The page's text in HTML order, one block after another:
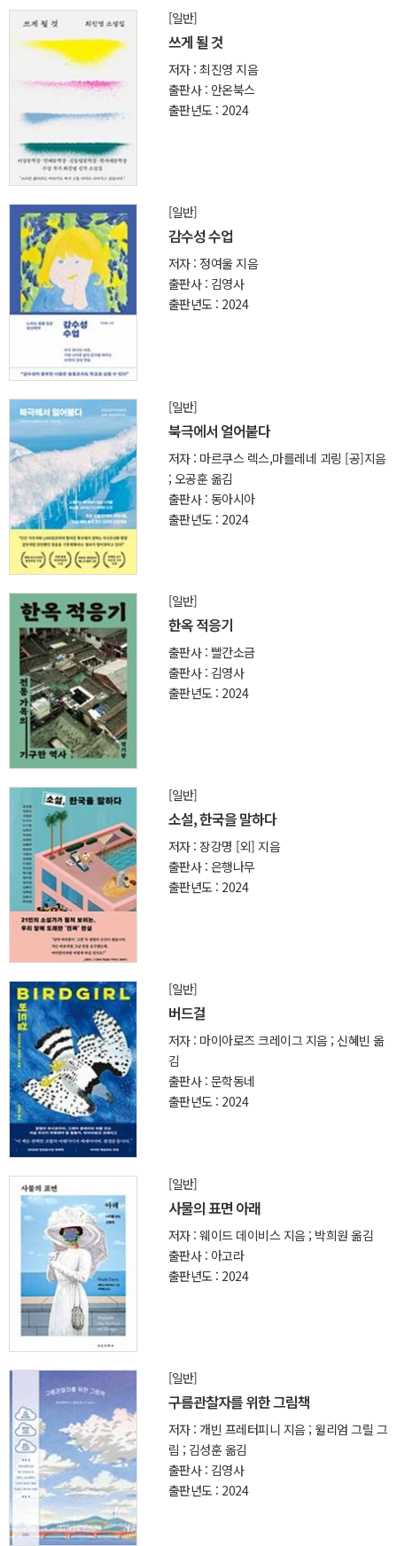
[일반]
쓰게 될 것
저자 : 최진영 지음
출판사 : 안온북스
출판년도 : 2024
[일반]
감수성 수업
저자 : 정여울 지음
출판사 : 김영사
출판년도 : 2024
[일반]
북극에서 얼어붙다
저자 : 마르쿠스 렉스,마를레네 괴링 [공]지음
; 오공훈 옮김
출판사 : 동아시아
출판년도 : 2024
[일반]
한옥 적응기
출판사 : 빨간소금
출판사 : 김영사
출판년도 : 2024
[일반]
소설, 한국을 말하다
저자 : 장강명 [외] 지음
출판사 : 은행나무
출판년도 : 2024
[일반]
버드걸
저자 : 마이아로즈 크레이그 지음 ; 신혜빈 옮
김
출판사 : 문학동네
출판년도 : 2024
[일반]
사물의 표면 아래
저자 : 웨이드 데이비스 지음 ; 박희원 옮김
출판사 : 아고라
출판년도 : 2024
[일반]
구름관찰자를 위한 그림책
저자 : 개빈 프레터피니 지음 ; 윌리엄 그릴 그
림 ; 김성훈 옮김
출판사 : 김영사
출판년도 : 2024